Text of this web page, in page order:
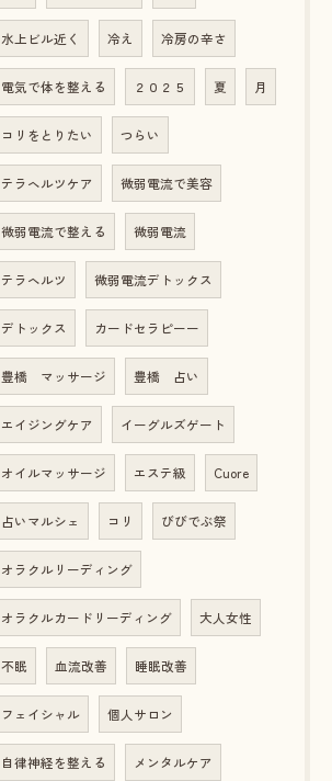
水上ビル近く 冷え 冷房の辛さ
電気で体を整える ２０２５ 夏 月
コリをとりたい つらい
テラヘルツケア 微弱電流で美容
微弱電流で整える 微弱電流
テラヘルツ 微弱電流デトックス
デトックス カードセラピーー
豊橋 マッサージ 豊橋 占い
エイジングケア イーグルズゲート
オイルマッサージ エステ級 Cuore
占いマルシェ コリ びびでぶ祭
オラクルリーディング
オラクルカードリーディング 大人女性
不眠 血流改善 睡眠改善
フェイシャル 個人サロン
自律神経を整える メンタルケア